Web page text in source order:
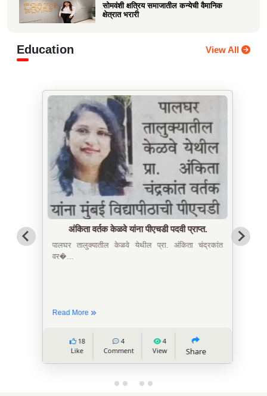
सोमवंशी क्षत्रिय समाजातील कन्येची वैमानिक
क्षेत्रात भरारी
कु. आलाप किशोर सावे, आपल्या अथक परिश्रम व
गुणवत्तेवर यशस्वीर...
Achievements
Education View All
अंकिता वर्तक केळवे यांना पीएचडी पदवी प्राप्त.
पालघर तालुक्यातील केळवे येथील प्रा. अंकिता चंद्रकांत
वर�...
Read More
18
Like
4
Comment
4
View
Share